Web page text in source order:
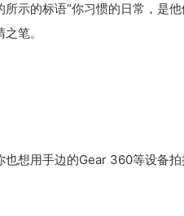
示的标语“你习惯的日常，是
笔。
想用手边的Gear 360等设备